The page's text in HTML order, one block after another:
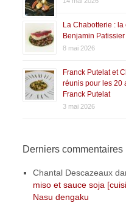
La Chabotterie :
Benjamin Patissier
8 mai 2026
Franck Putelat et
réunis pour les 20
Franck Putelat
3 mai 2026
Derniers commentaires
Chantal Descazeaux
miso et sauce soja
Nasu dengaku